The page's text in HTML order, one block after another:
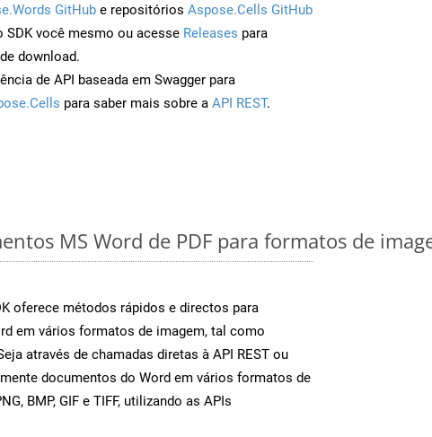
GitHub e repositórios Aspose.Cells GitHub
SDK você mesmo ou acesse Releases para
download.
de API baseada em Swagger para
para saber mais sobre a API REST.
MS Word de PDF para formatos de
oferece métodos rápidos e directos para
em vários formatos de imagem, tal como
através de chamadas diretas à API REST ou
documentos do Word em vários formatos de
BMP, GIF e TIFF, utilizando as APIs